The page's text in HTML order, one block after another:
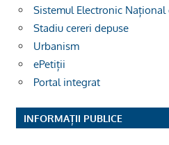
Sistemul Electronic Național
Stadiu cereri depuse
Urbanism
ePetiții
Portal integrat
INFORMAȚII PUBLICE